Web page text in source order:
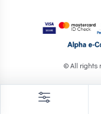
© All rights